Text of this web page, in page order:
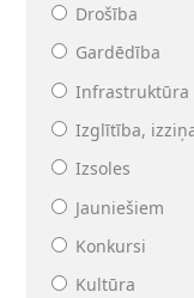
Drošība
Gardēdība
Infrastruktūra
Izglītība,
Izsoles
Jauniešiem
Konkursi
Kultūra